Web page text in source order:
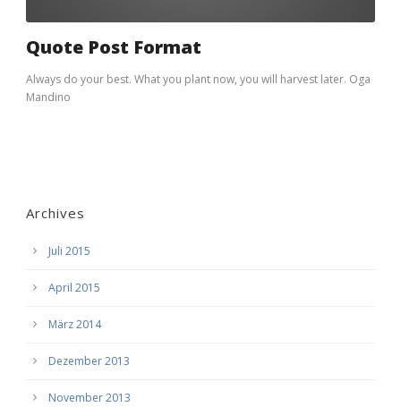
Quote Post Format
Always do your best. What you plant now, you will harvest later. Oga
Mandino
Archives
Juli 2015
April 2015
März 2014
Dezember 2013
November 2013